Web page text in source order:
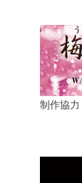
制作協力